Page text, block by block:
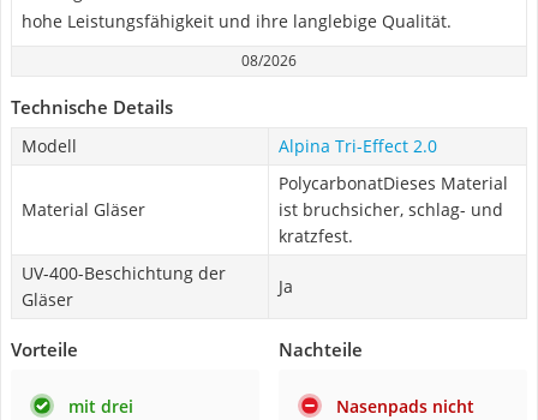
hohe Leistungsfähigkeit und ihre langlebige Qualität.
08/2026
Technische Details
Modell Alpina Tri-Effect 2.0
Material Gläser
PolycarbonatDieses Material
ist bruchsicher, schlag- und
kratzfest.
UV-400-Beschichtung der
Gläser
Ja
Vorteile
mit drei
Nachteile
Nasenpads nicht